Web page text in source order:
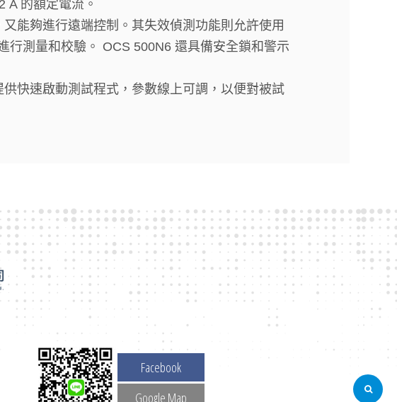
A 的額定電流。
能夠進行遠端控制。其失效偵測功能則允許使用
行測量和校驗。 OCS 500N6 還具備安全鎖和警示
快速啟動測試程式，參數線上可調，以便對被試
Facebook
Google Map